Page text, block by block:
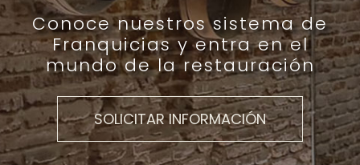
Conoce nuestros sistema de
Franquicias y entra en el
mundo de la restauración
SOLICITAR INFORMACIÓN